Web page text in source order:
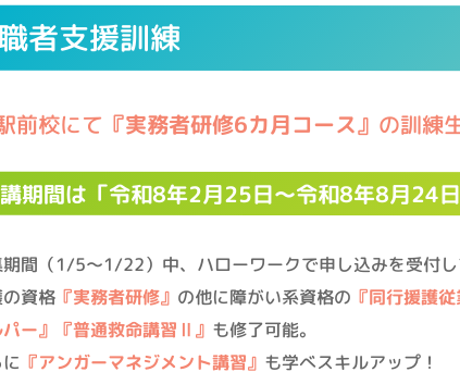
者支援訓練
前校にて 『実務者研修6カ月コース』 の訓練
期間は「令和8年2月25日～令和8年8月24日
期間（1/5～1/22）中、ハローワークで申し込みを受付し
の資格 『実務者研修』 の他に障がい系資格の 『同行援護
ー』 『普通救命講習Ⅱ』 も修了可能。
『アンガーマネジメント講習』 も学べスキルアップ！